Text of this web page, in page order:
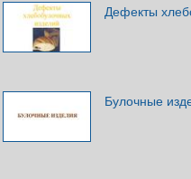
Дефекты
Булочные